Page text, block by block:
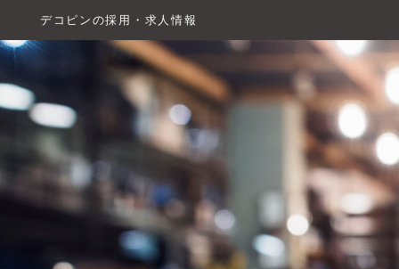
デコピンの採用・求人情報